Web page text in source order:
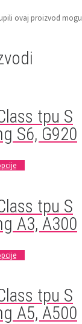
ovaj proizvod mogu
tpu S
S6, G920
tpu S
A3, A300
tpu S
A5, A500